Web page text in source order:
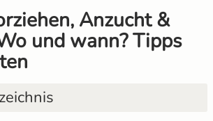
Anzucht &
und wann? Tipps
im Dezember
im Juli
im Juni